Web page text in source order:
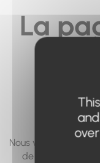
La
Nous vous invitons
de page, ou à